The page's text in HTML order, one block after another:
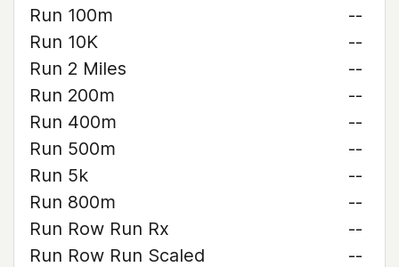
Run 100m
--
Run 10K
--
Run 2 Miles
--
Run 200m
--
Run 400m
--
Run 500m
--
Run 5k
--
Run 800m
--
Run Row Run Rx
--
Run Row Run Scaled
--